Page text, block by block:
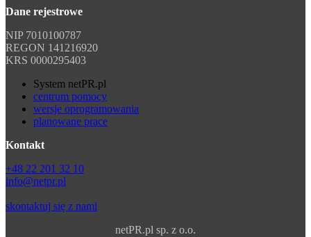
Dane rejestrowe
NIP 7010100787
REGON 141216920
KRS 0000295403
System netPR.pl
centrum pomocy
wersje oprogramowania
planowane prace
Kontakt
+48 22 201 32 10
info@netpr.pl
skontaktuj się z nami
netPR.pl sp. z o.o.